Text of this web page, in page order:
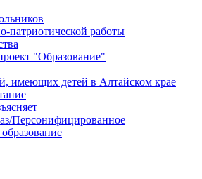
патриотической работы
"Образование"
имеющих детей в Алтайском крае
Персонифицированное